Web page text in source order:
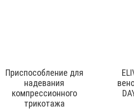
Приспособление для
надевания
компрессионного
трикотажа